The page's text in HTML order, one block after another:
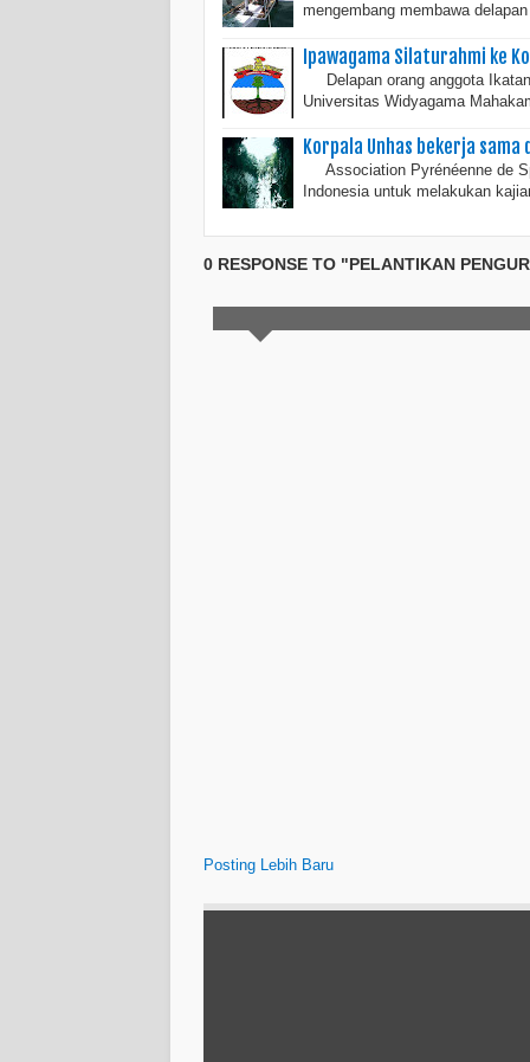
mengembang membawa
Ipawagama Silaturahmi ke
Delapan orang anggota
Universitas Widyagama
Korpala Unhas bekerja
Association Pyrénéenne de
Indonesia untuk melakukan
0 RESPONSE TO "PELANTIKAN
Posting Lebih Baru